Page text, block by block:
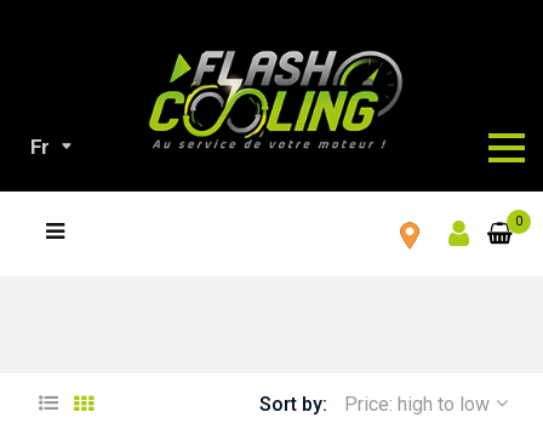
Fr
0
Sort by:
Price: high to low